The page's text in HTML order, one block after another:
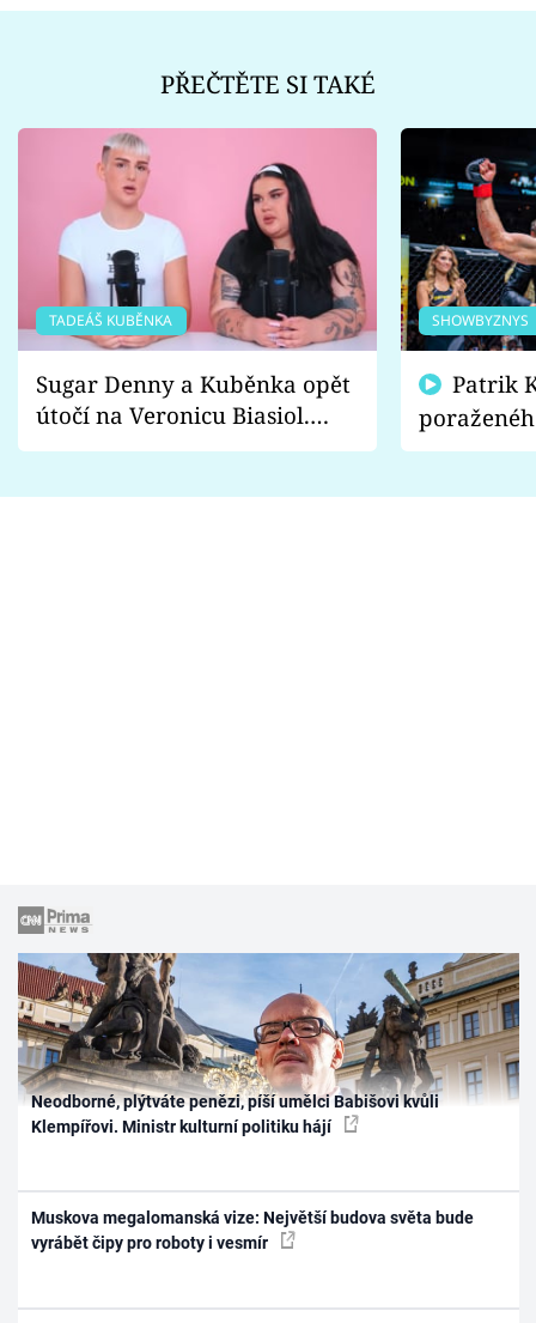
PŘEČTĚTE SI TAKÉ
TADEÁŠ KUBĚNKA
Sugar Denny a Kuběnka opět
útočí na Veronicu Biasiol.
Proč je podle nich falešná a
SHOWBYZNYS
fanoušci
Neodborné, plýtváte penězi, píší umělci Babišovi kvůli
Klempířovi. Ministr kulturní politiku hájí
Muskova megalomanská vize: Největší budova světa bude
vyrábět čipy pro roboty i vesmír